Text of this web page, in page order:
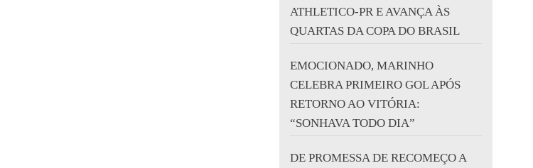
ATHLETICO-PR E AVANÇA ÀS
QUARTAS DA COPA DO BRASIL
EMOCIONADO, MARINHO
CELEBRA PRIMEIRO GOL APÓS
RETORNO AO VITÓRIA:
“SONHAVA TODO DIA”
DE PROMESSA DE RECOMEÇO A